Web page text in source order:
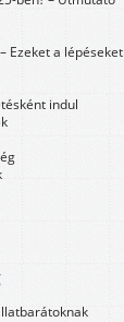
Ezeket a lépéseket
indul